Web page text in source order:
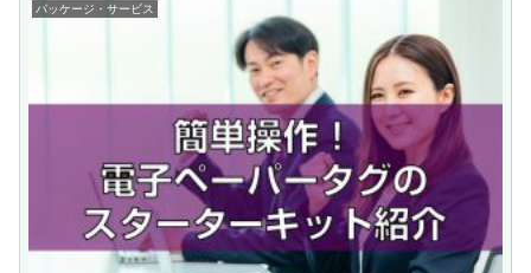
パッケージ・サービス